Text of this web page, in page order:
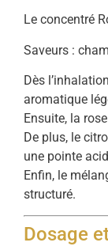
Le concentré
Saveurs :
Dès
aromatique
Ensuite, la
De plus, le
une pointe
Enfin, le
structuré.
Dosage